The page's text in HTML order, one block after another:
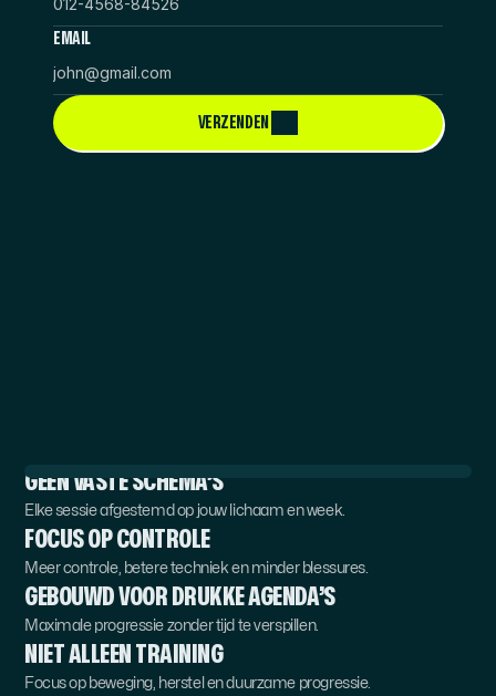
TRAINING
GEEN VASTE SCHEMA’S
Elke sessie afgestemd op jouw lichaam en week.
FOCUS OP CONTROLE
Meer controle, betere techniek en minder blessures.
GEBOUWD VOOR DRUKKE AGENDA’S
Maximale progressie zonder tijd te verspillen.
NIET ALLEEN TRAINING
Focus op beweging, herstel en duurzame progressie.
EMAIL
VERZENDEN